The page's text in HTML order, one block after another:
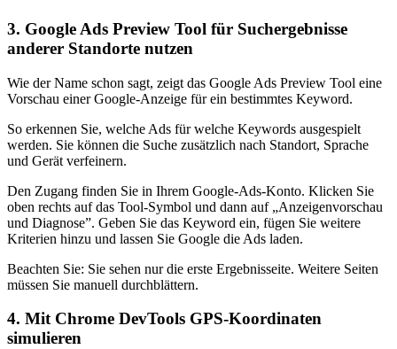
3. Google Ads Preview Tool für Suchergebnisse
anderer Standorte nutzen
Wie der Name schon sagt, zeigt das Google Ads Preview Tool eine
Vorschau einer Google-Anzeige für ein bestimmtes Keyword.
So erkennen Sie, welche Ads für welche Keywords ausgespielt
werden. Sie können die Suche zusätzlich nach Standort, Sprache
und Gerät verfeinern.
Den Zugang finden Sie in Ihrem Google-Ads-Konto. Klicken Sie
oben rechts auf das Tool-Symbol und dann auf „Anzeigenvorschau
und Diagnose”. Geben Sie das Keyword ein, fügen Sie weitere
Kriterien hinzu und lassen Sie Google die Ads laden.
Beachten Sie: Sie sehen nur die erste Ergebnisseite. Weitere Seiten
müssen Sie manuell durchblättern.
4. Mit Chrome DevTools GPS-Koordinaten
simulieren